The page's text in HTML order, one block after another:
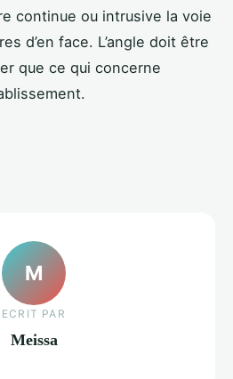
continue ou intrusive la voie
d’en face. L’angle doit être
que ce qui concerne
M
ECRIT PAR
Meissa